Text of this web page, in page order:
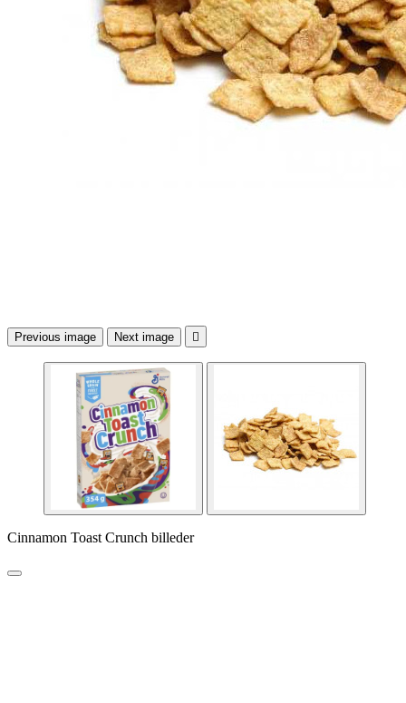
Previous image Next image 
Cinnamon Toast Crunch billeder